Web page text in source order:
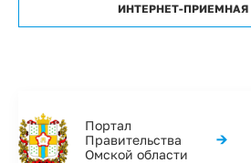
ИНТЕРНЕТ-ПРИЕМНАЯ
Портал
Правительства
Омской области
→